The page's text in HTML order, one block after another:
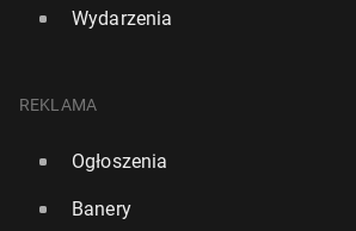
Wydarzenia
REKLAMA
Ogłoszenia
Banery